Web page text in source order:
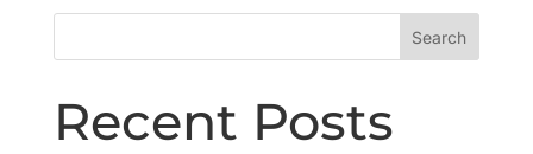
Search
Recent Posts